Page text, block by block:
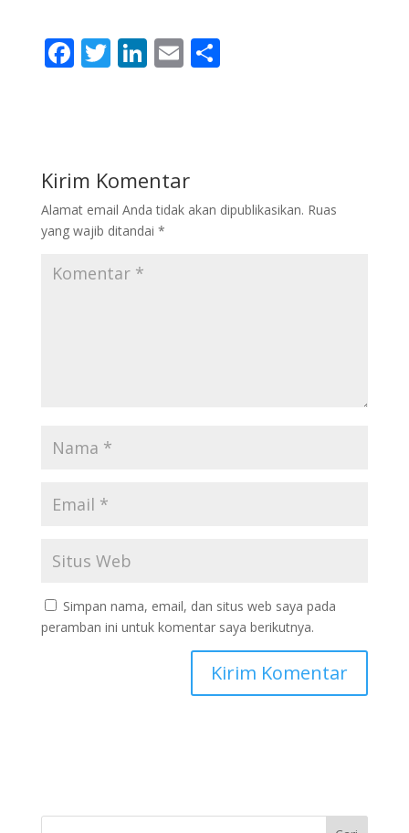
F
o
o
k
T Li
dI
n
E S
Kirim Komentar
Alamat email Anda tidak akan dipublikasikan. Ruas
yang wajib ditandai *
Simpan nama, email, dan situs web saya pada
peramban ini untuk komentar saya berikutnya.